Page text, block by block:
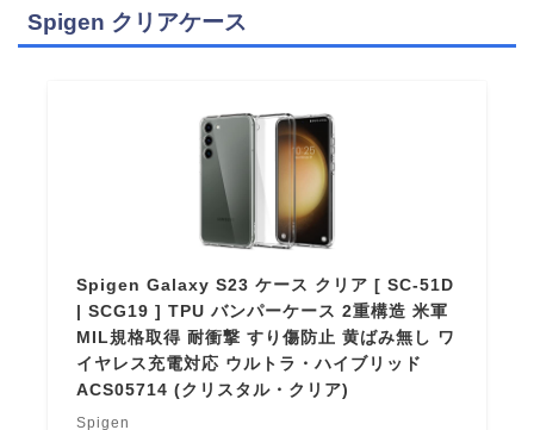
Spigen クリアケース
Spigen Galaxy S23 ケース クリア [ SC-51D
| SCG19 ] TPU バンパーケース 2重構造 米軍
MIL規格取得 耐衝撃 すり傷防止 黄ばみ無し ワ
イヤレス充電対応 ウルトラ・ハイブリッド
ACS05714 (クリスタル・クリア)
Spigen